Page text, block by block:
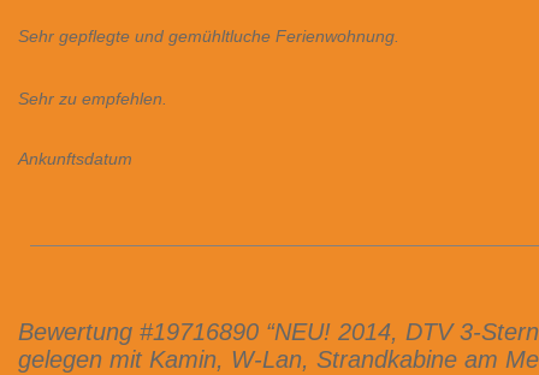
Sehr gepflegte und gemühltluche Ferienwohnung.
Sehr zu empfehlen.
Ankunftsdatum
Bewertung #19716890 “NEU! 2014, DTV 3-
gelegen mit Kamin, W-Lan, Strandkabine am